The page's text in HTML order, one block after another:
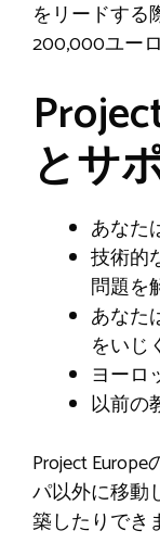
をリードする
200,000ユー
とサ
あなた
技術的
問題を
あなた
をいじ
ヨーロ
以前の
Project
パ以外に移動
築したりでき